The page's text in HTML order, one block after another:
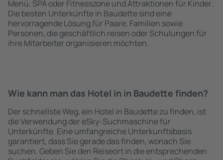
Menü, SPA oder Fitnesszone und Attraktionen für Kinder.
Die besten Unterkünfte in Baudette sind eine
hervorragende Lösung für Paare, Familien sowie
Personen, die geschäftlich reisen oder Schulungen für
ihre Mitarbeiter organisieren möchten.
Wie kann man das Hotel in in Baudette finden?
Der schnellste Weg, ein Hotel in Baudette zu finden, ist
die Verwendung der eSky-Suchmaschine für
Unterkünfte. Eine umfangreiche Unterkunftsbasis
garantiert, dass Sie gerade das finden, wonach Sie
suchen. Geben Sie den Reiseort in die entsprechenden